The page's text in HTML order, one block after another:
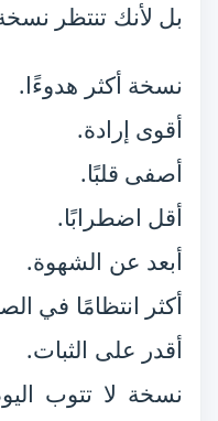
بل لأنك تنتظر
نسخة أكثر هدوءًا.
أقوى إرادة.
أصفى قلبًا.
أقل اضطرابًا.
أبعد عن الشهوة.
أكثر انتظامًا في
أقدر على الثبات.
نسخة لا تتوب